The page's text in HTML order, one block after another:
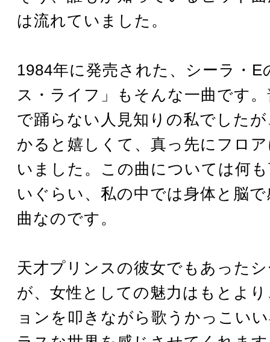
は流れていました。
1984年に発売された、シーラ・E
ス・ライフ」もそんな一曲です
で踊らない人見知りの私でした
かると嬉しくて、真っ先にフロ
いました。この曲については何
いぐらい、私の中では身体と脳
曲なのです。
天才プリンスの彼女でもあった
が、女性としての魅力はもとよ
ョンを叩きながら歌うかっこい